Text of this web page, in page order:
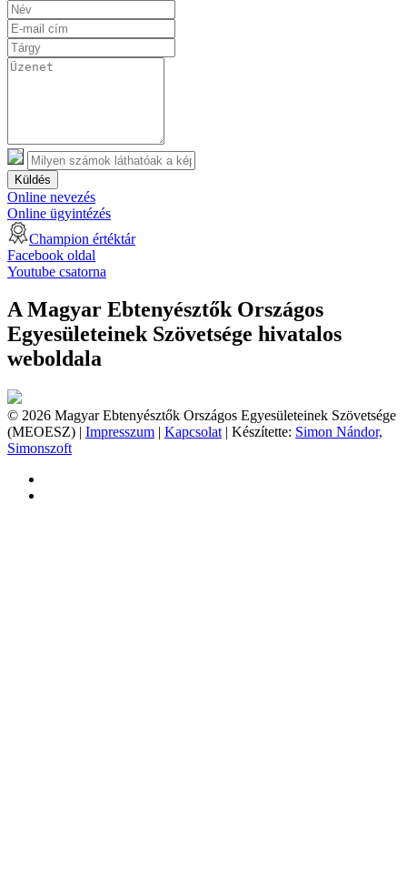
Küldés
Online nevezés
Online ügyintézés
Champion értéktár
Facebook oldal
Youtube csatorna
A Magyar Ebtenyésztők Országos
Egyesületeinek Szövetsége hivatalos
weboldala
© 2026 Magyar Ebtenyésztők Országos Egyesületeinek Szövetsége
(MEOESZ) | Impresszum | Kapcsolat | Készítette: Simon Nándor,
Simonszoft